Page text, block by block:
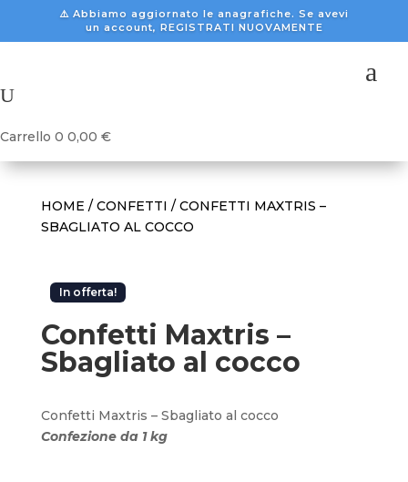
⚠️ Abbiamo aggiornato le anagrafiche. Se avevi
un account, REGISTRATI NUOVAMENTE
a
U
Carrello 0 0,00 €
HOME / CONFETTI / CONFETTI MAXTRIS –
SBAGLIATO AL COCCO
In offerta!
Confetti Maxtris –
Sbagliato al cocco
Confetti Maxtris – Sbagliato al cocco
Confezione da 1 kg